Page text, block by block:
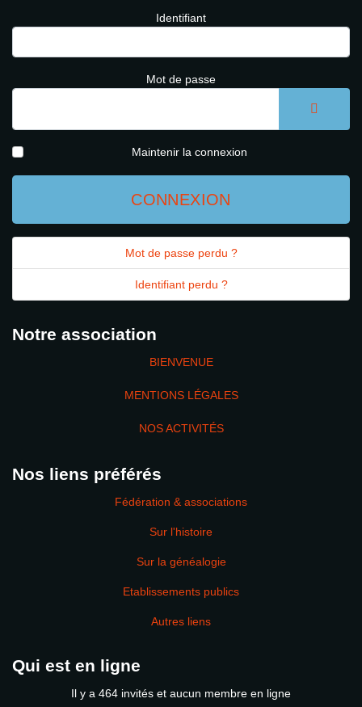
Identifiant
Mot de passe
Maintenir la connexion
CONNEXION
Mot de passe perdu ?
Identifiant perdu ?
Notre association
BIENVENUE
MENTIONS LÉGALES
NOS ACTIVITÉS
Nos liens préférés
Fédération & associations
Sur l'histoire
Sur la généalogie
Etablissements publics
Autres liens
Qui est en ligne
Il y a 464 invités et aucun membre en ligne